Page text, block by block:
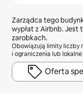
Zarządca tego
wypłat z Airbnb. Jest
zarobkach.
Obowiązują limity liczby
i ograniczenia lub
Oferta